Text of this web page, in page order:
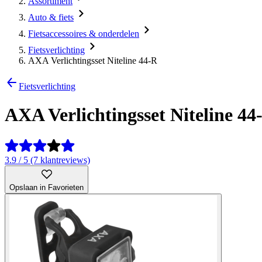
Auto & fiets
Fietsaccessoires & onderdelen
Fietsverlichting
AXA Verlichtingsset Niteline 44-R
Fietsverlichting
AXA Verlichtingsset Niteline
3.9 / 5 (7 klantreviews)
Opslaan in Favorieten